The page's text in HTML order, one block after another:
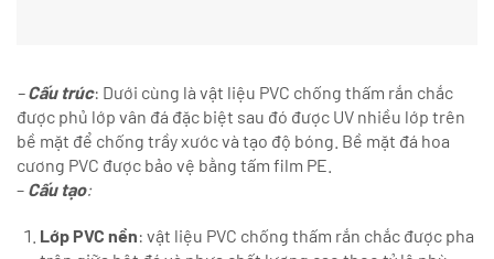
–Cấu trúc: Dưới cùng là vật liệu PVC chống thấm rắn chắc
được phủ lớp vân đá đặc biệt sau đó được UV nhiều lớp trên
bề mặt để chống trầy xước và tạo độ bóng. Bề mặt đá hoa
cương PVC được bảo vệ bằng tấm film PE.
– Cấu tạo:
Lớp PVC nền: vật liệu PVC chống thấm rắn chắc được pha